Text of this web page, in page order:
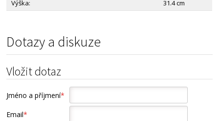
Výška: 31.4 cm
Dotazy a diskuze
Vložit dotaz
Jméno a příjmení*
Email*